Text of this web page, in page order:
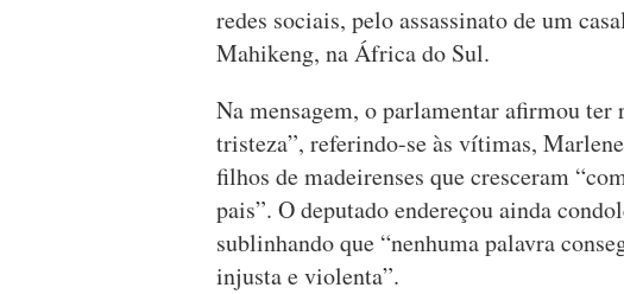
redes sociais, pelo assassinato de um
Mahikeng, na África do Sul.
Na mensagem, o parlamentar afirmou
tristeza”, referindo-se às vítimas,
filhos de madeirenses que cresceram
pais”. O deputado endereçou ainda
sublinhando que “nenhuma palavra
injusta e violenta”.